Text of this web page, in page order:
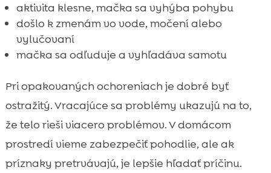
aktivita klesne, mačka sa vyhýba pohybu
došlo k zmenám vo vode, močení alebo
vylučovaní
mačka sa odľuduje a vyhľadáva samotu
Pri opakovaných ochoreniach je dobré byť
ostražitý. Vracajúce sa problémy ukazujú na to,
že telo rieši viacero problémov. V domácom
prostredí vieme zabezpečiť pohodlie, ale ak
príznaky pretrvávajú, je lepšie hľadať príčinu.